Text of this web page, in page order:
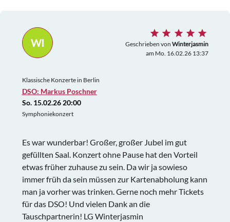
WI Geschrieben von Winterjasmin
am Mo. 16.02.26 13:37
Klassische Konzerte in Berlin
DSO: Markus Poschner
So. 15.02.26 20:00
Symphoniekonzert
Es war wunderbar! Großer, großer Jubel im gut
gefüllten Saal. Konzert ohne Pause hat den Vorteil
etwas früher zuhause zu sein. Da wir ja sowieso
immer früh da sein müssen zur Kartenabholung kann
man ja vorher was trinken. Gerne noch mehr Tickets
für das DSO! Und vielen Dank an die
Tauschpartnerin! LG Winterjasmin